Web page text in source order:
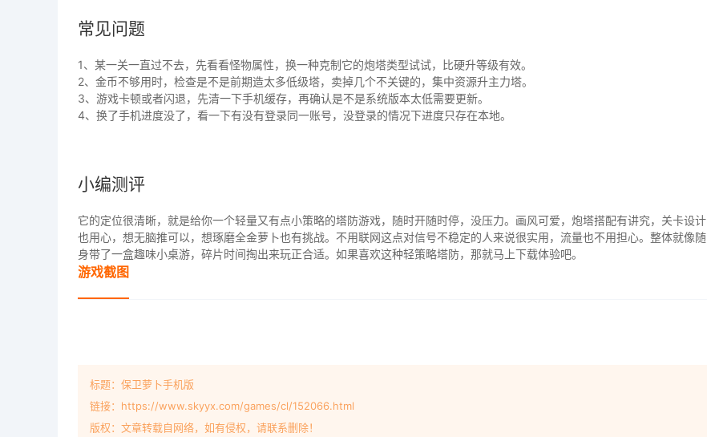
常见问题
1、某一关一直过不去，先看看怪物属性，换一种克制它的炮塔类型试试，比硬升等级有效。
2、金币不够用时，检查是不是前期造太多低级塔，卖掉几个不关键的，集中资源升主力塔。
3、游戏卡顿或者闪退，先清一下手机缓存，再确认是不是系统版本太低需要更新。
4、换了手机进度没了，看一下有没有登录同一账号，没登录的情况下进度只存在本地。
小编测评
它的定位很清晰，就是给你一个轻量又有点小策略的塔防游戏，随时开随时停，没压力。画风可爱，炮塔搭配有讲究，关卡设计
也用心，想无脑推可以，想琢磨全金萝卜也有挑战。不用联网这点对信号不稳定的人来说很实用，流量也不用担心。整体就像随
身带了一盒趣味小桌游，碎片时间掏出来玩正合适。如果喜欢这种轻策略塔防，那就马上下载体验吧。
游戏截图
标题：保卫萝卜手机版
链接：https://www.skyyx.com/games/cl/152066.html
版权：文章转载自网络，如有侵权，请联系删除！